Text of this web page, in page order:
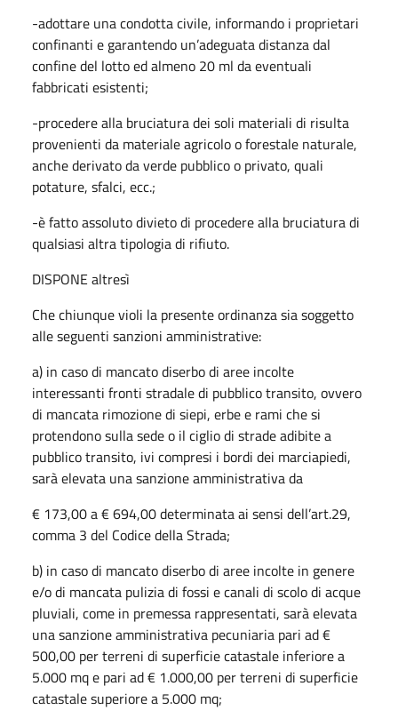
-adottare una condotta civile, informando i proprietari
confinanti e garantendo un’adeguata distanza dal
confine del lotto ed almeno 20 ml da eventuali
fabbricati esistenti;
-procedere alla bruciatura dei soli materiali di risulta
provenienti da materiale agricolo o forestale naturale,
anche derivato da verde pubblico o privato, quali
potature, sfalci, ecc.;
-è fatto assoluto divieto di procedere alla bruciatura di
qualsiasi altra tipologia di rifiuto.
DISPONE altresì
Che chiunque violi la presente ordinanza sia soggetto
alle seguenti sanzioni amministrative:
a) in caso di mancato diserbo di aree incolte
interessanti fronti stradale di pubblico transito, ovvero
di mancata rimozione di siepi, erbe e rami che si
protendono sulla sede o il ciglio di strade adibite a
pubblico transito, ivi compresi i bordi dei marciapiedi,
sarà elevata una sanzione amministrativa da
€ 173,00 a € 694,00 determinata ai sensi dell’art.29,
comma 3 del Codice della Strada;
b) in caso di mancato diserbo di aree incolte in genere
e/o di mancata pulizia di fossi e canali di scolo di acque
pluviali, come in premessa rappresentati, sarà elevata
una sanzione amministrativa pecuniaria pari ad €
500,00 per terreni di superficie catastale inferiore a
5.000 mq e pari ad € 1.000,00 per terreni di superficie
catastale superiore a 5.000 mq;